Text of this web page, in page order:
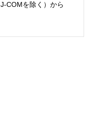
COMを除く）から